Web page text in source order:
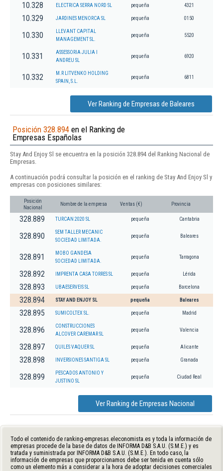
10.328 ELECTRICA SERRA NORD SL pequeña 4321
10.329 JARDINES MENORCA SL pequeña 0150
10.330
LLEVANT CAPITAL
MANAGEMENT SL.
pequeña 5520
10.331
ASSESSORIA JULIA I
ANDREU SL
pequeña 6920
10.332
M.R LITVENKO HOLDING
SPAIN, S.L.
pequeña 6811
Ver Ranking de Empresas de Baleares
Posición 328.894 en el Ranking de
Empresas Españolas
Stay And Enjoy Sl se encuentra en la posición 328.894 del Ranking Nacional de
Empresas.
A continuación podrá consultar la posición en el ranking de Stay And Enjoy Sl y
empresas con posiciones similares:
Posición
Nacional
Nombre de la empresa Ventas (€) Provincia
328.889 TURCAN 2020 SL pequeña Cantabria
328.890
SEM TALLER MECANIC
SOCIEDAD LIMITADA.
pequeña Baleares
328.891
MOBO GANDESA
SOCIEDAD LIMITADA.
pequeña Tarragona
328.892 IMPRENTA CASA TORRES SL pequeña Lérida
328.893 UBAESERVEIS SL pequeña Barcelona
328.894 STAY AND ENJOY SL pequeña Baleares
328.895 SUMICOLTEX SL. pequeña Madrid
328.896
CONSTRUCCIONES
ALCOVER CAREMAR SL
pequeña Valencia
328.897 QUILES VAQUER SL pequeña Alicante
328.898 INVERSIONES SANTIGA SL pequeña Granada
328.899
PESCADOS ANTONIO Y
JUSTINO SL
pequeña Ciudad Real
Ver Ranking de Empresas Nacional
Todo el contenido de ranking-empresas.eleconomista.es y toda la información de
empresas procede de la base de datos de INFORMA D&B S.A.U. (S.M.E.) y es
tratada y suministrada por INFORMA D&B S.A.U. (S.M.E.). En todo caso, la
información de empresas que proporcionamos debe ser tenida en cuenta sólo
como un elemento más a considerar a la hora de adoptar decisiones comerciales